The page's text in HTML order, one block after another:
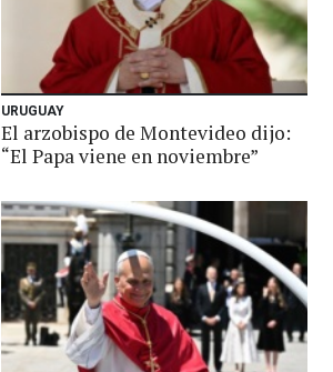
URUGUAY
El arzobispo de Montevideo dijo:
“El Papa viene en noviembre”